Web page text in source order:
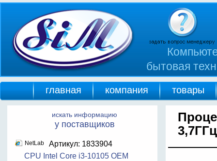
бытовая
главная компания товары
искать информацию
у поставщиков
NetLab
Артикул: 1833904
CPU Intel Core i3-10105 OEM